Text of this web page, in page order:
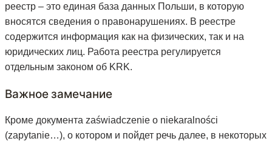
реестр – это единая база данных Польши, в которую
вносятся сведения о правонарушениях. В реестре
содержится информация как на физических, так и на
юридических лиц. Работа реестра регулируется
отдельным законом об KRK.
Важное замечание
Кроме документа zaświadczenie o niekaralności
(zapytanie…), о котором и пойдет речь далее, в некоторых